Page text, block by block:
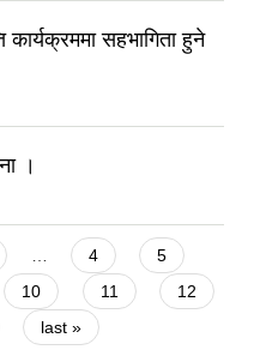
कार्यक्रममा सहभागिता हुने
।
4
5
10 11
12
last »